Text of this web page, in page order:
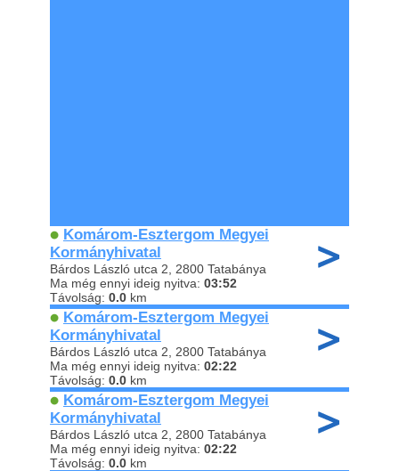
Komárom-Esztergom Megyei
Kormányhivatal
Bárdos László utca 2, 2800 Tatabánya
Ma még ennyi ideig nyitva: 03:52
Távolság: 0.0 km
Komárom-Esztergom Megyei
Kormányhivatal
Bárdos László utca 2, 2800 Tatabánya
Ma még ennyi ideig nyitva: 02:22
Távolság: 0.0 km
Komárom-Esztergom Megyei
Kormányhivatal
Bárdos László utca 2, 2800 Tatabánya
Ma még ennyi ideig nyitva: 02:22
Távolság: 0.0 km